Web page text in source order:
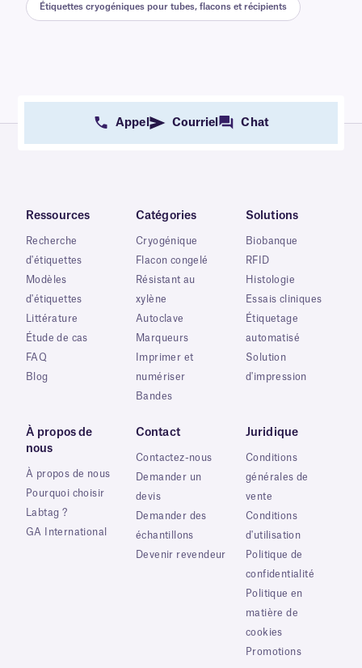
Étiquettes cryogéniques pour tubes, flacons et récipients
Appel Courriel Chat
Ressources
Recherche
d'étiquettes
Modèles
d'étiquettes
Littérature
Étude de cas
FAQ
Blog
Catégories
Cryogénique
Flacon congelé
Résistant au
xylène
Autoclave
Marqueurs
Imprimer et
numériser
Bandes
Solutions
Biobanque
RFID
Histologie
Essais cliniques
Étiquetage
automatisé
Solution
d'impression
À propos de
nous
À propos de nous
Pourquoi choisir
Labtag ?
GA International
Contact
Contactez-nous
Demander un
devis
Demander des
échantillons
Devenir revendeur
Juridique
Conditions
générales de
vente
Conditions
d'utilisation
Politique de
confidentialité
Politique en
matière de
cookies
Promotions